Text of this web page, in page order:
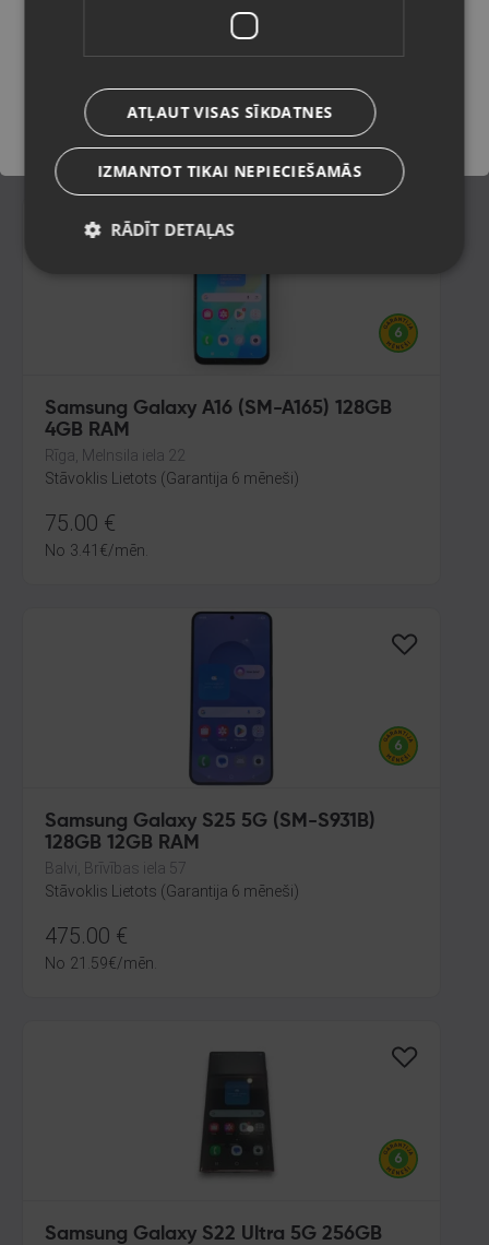
210.00 €
9.55€/mēn.
Samsung Galaxy A16 (SM-A165) 128GB
4GB RAM
Rīga, Melnsila iela 22
Stāvoklis Lietots (Garantija 6 mēneši)
75.00 €
No 3.41 €/mēn.
Samsung Galaxy S25 5G (SM-S931B)
128GB 12GB RAM
Balvi, Brīvības iela 57
Stāvoklis Lietots (Garantija 6 mēneši)
475.00 €
No 21.59€/mēn.
Samsung Galaxy S22 Ultra 5G 256GB
Saglabāt
ATĻAUT VISAS SĪKDATNES
IZMANTOT TIKAI NEPIECIEŠAMĀS
RĀDĪT DETAĻAS